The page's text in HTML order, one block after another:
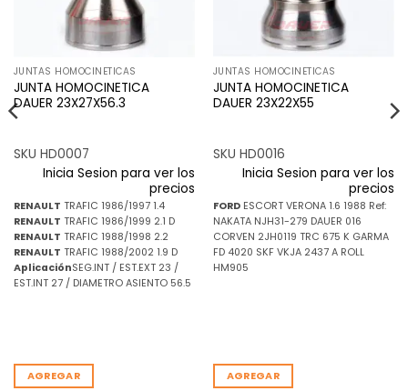
JUNTAS HOMOCINETICAS
JUNTA HOMOCINETICA
DAUER 23X27X56.3
SKU HD0007
Inicia Sesion para ver los
precios
RENAULT TRAFIC 1986/1997 1.4
RENAULT TRAFIC 1986/1999 2.1 D
RENAULT TRAFIC 1988/1998 2.2
RENAULT TRAFIC 1988/2002 1.9 D
AplicaciónSEG.INT / EST.EXT 23 /
EST.INT 27 / DIAMETRO ASIENTO 56.5
AGREGAR
JUNTAS HOMOCINETICAS
JUNTA HOMOCINETICA
DAUER 23X22X55
SKU HD0016
Inicia Sesion para ver los
precios
FORDESCORT VERONA 1.6 1988 Ref:
NAKATA NJH31-279 DAUER 016
CORVEN 2JH0119 TRC 675 K GARMA
FD 4020 SKF VKJA 2437 A ROLL
HM905
AGREGAR